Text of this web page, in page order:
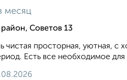
месяц
Советов 13
чистая просторная, уютная,
Есть все необходимое